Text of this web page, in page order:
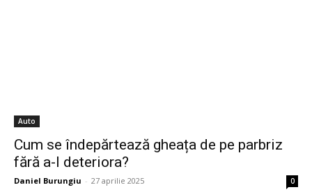
Auto
Cum se îndepărtează gheața de pe parbriz
fără a-l deteriora?
Daniel Burungiu - 27 aprilie 2025 0